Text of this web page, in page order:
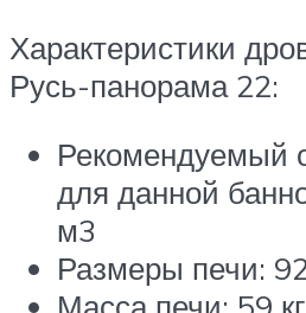
Характеристики
Русь-панорама 22:
Рекомендуемый
для данной
м3
Размеры печи: